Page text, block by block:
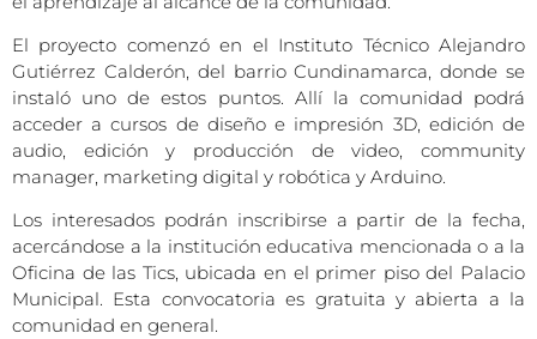
El proyecto comenzó en el Instituto Técnico Alejandro
Gutiérrez Calderón, del barrio Cundinamarca, donde se
instaló uno de estos puntos. Allí la comunidad podrá
acceder a cursos de diseño e impresión 3D, edición de
audio, edición y producción de video, community
manager, marketing digital y robótica y Arduino.
Los interesados podrán inscribirse a partir de la fecha,
acercándose a la institución educativa mencionada o a la
Oficina de las Tics, ubicada en el primer piso del Palacio
Municipal. Esta convocatoria es gratuita y abierta a la
comunidad en general.